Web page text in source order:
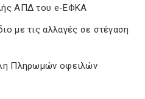
ΑΠΔ του e-ΕΦΚΑ
με τις αλλαγές σε στέγαση
Πληρωμών οφειλών